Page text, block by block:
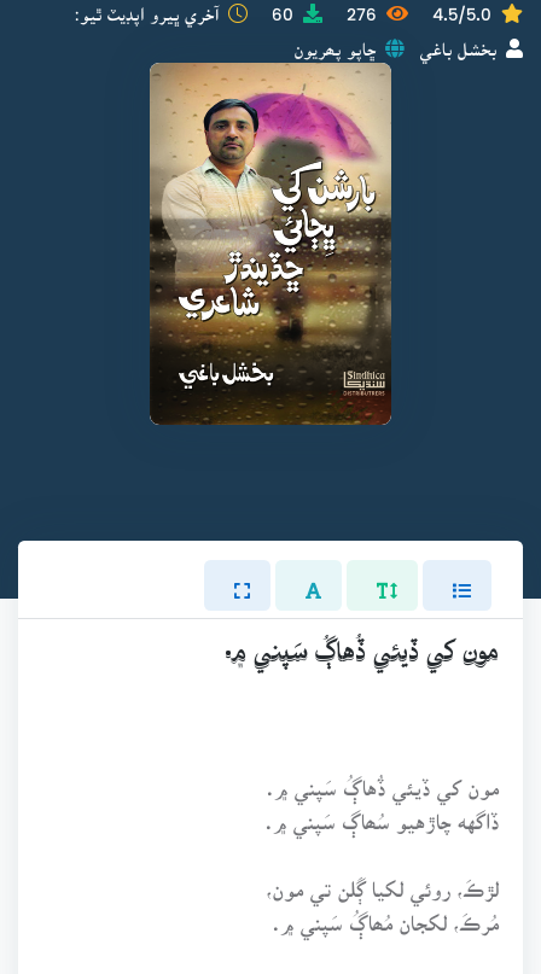
4.5/5.0
276
60 آخري ڀيرو اپڊيٽ ٿيو:
بخشل باغي ڇاپو پھريون
مون کي ڏيئي ڏُهاڳُ سَپني ۾.
مون کي ڏيئي ڏُهاڳُ سَپني ۾.
ڏاگهه چاڙهيو سُھاڳ سَپني ۾.
لڙڪَ، روئي لکيا ڳَلن تي مون،
مُرڪَ، لکجان مُھاڳُ سَپني ۾.